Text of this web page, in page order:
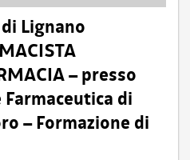
Lignano
– presso
Farmaceutica di
– Formazione di